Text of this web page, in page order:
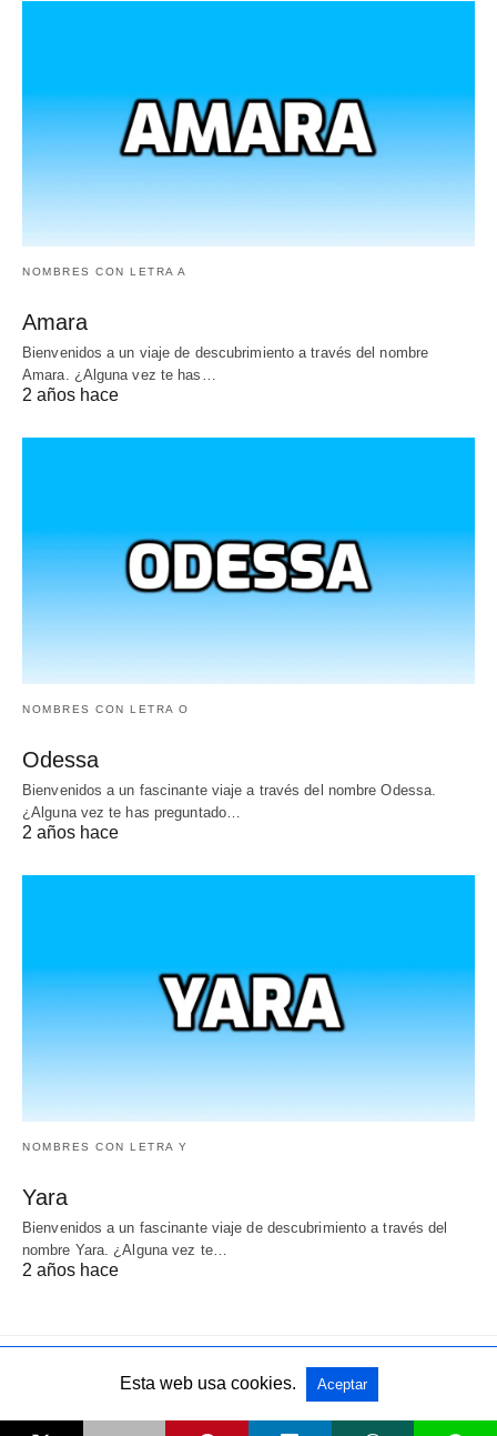
NOMBRES CON LETRA A
Amara
Bienvenidos a un viaje de descubrimiento a través del nombre
Amara. ¿Alguna vez te has…
2 años hace
NOMBRES CON LETRA O
Odessa
Bienvenidos a un fascinante viaje a través del nombre Odessa.
¿Alguna vez te has preguntado…
2 años hace
NOMBRES CON LETRA Y
Yara
Bienvenidos a un fascinante viaje de descubrimiento a través del
nombre Yara. ¿Alguna vez te…
2 años hace
Todos los derechos reservados
Esta web usa cookies. Aceptar